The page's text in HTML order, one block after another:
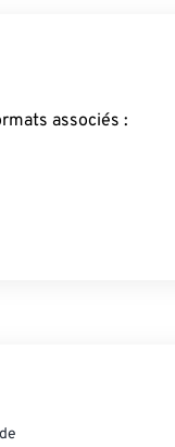
associés :